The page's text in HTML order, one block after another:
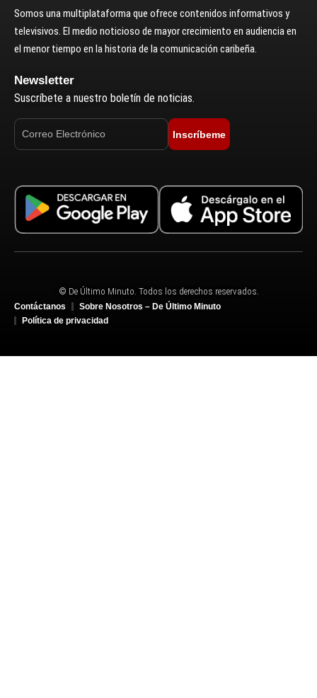
Somos una multiplataforma que ofrece contenidos informativos y
televisivos. El medio noticioso de mayor crecimiento en audiencia en
el menor tiempo en la historia de la comunicación caribeña.
Newsletter
Suscríbete a nuestro boletín de noticias.
Inscríbeme
© De Último Minuto. Todos los derechos reservados.
Contáctanos
Sobre Nosotros – De Último Minuto
Política de privacidad